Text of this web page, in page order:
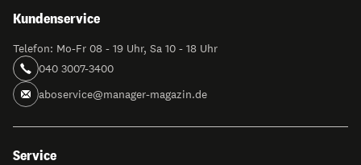
Kundenservice
Telefon: Mo-Fr 08 - 19 Uhr, Sa 10 - 18 Uhr
040 3007-3400
aboservice@manager-magazin.de
Service